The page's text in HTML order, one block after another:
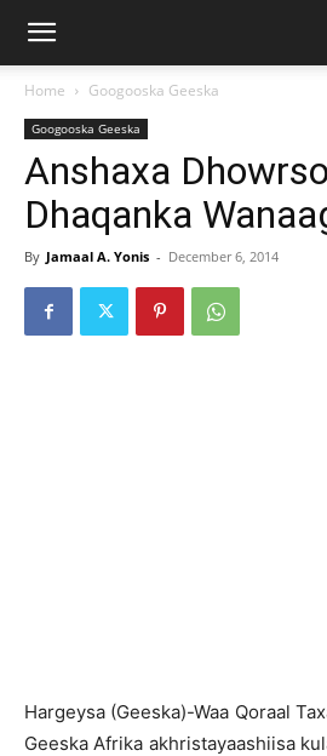
Home Googooska Geeska
Googooska Geeska
Anshaxa
Dhaqanka
By Jamaal A. Yonis - December 6, 2014
Hargeysa (Geeska)-Waa Qoraal
Geeska Afrika akhristayaashiisa